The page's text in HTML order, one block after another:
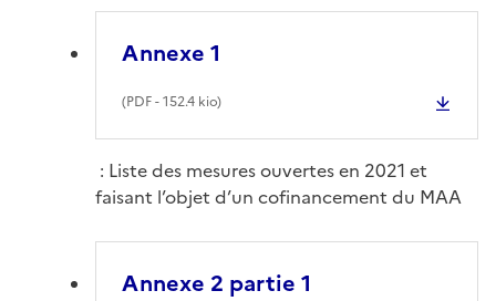
Annexe 1
(PDF- 152.4 kio)
: Liste des mesures ouvertes en 2021 et
faisant l’objet d’un cofinancement du MAA
Annexe 2 partie 1